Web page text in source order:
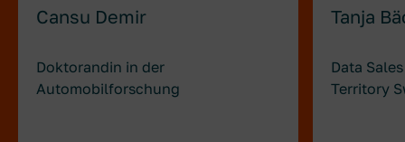
Cansu Demir
Doktorandin in der
Automobilforschung
Tanja
Data
Territory